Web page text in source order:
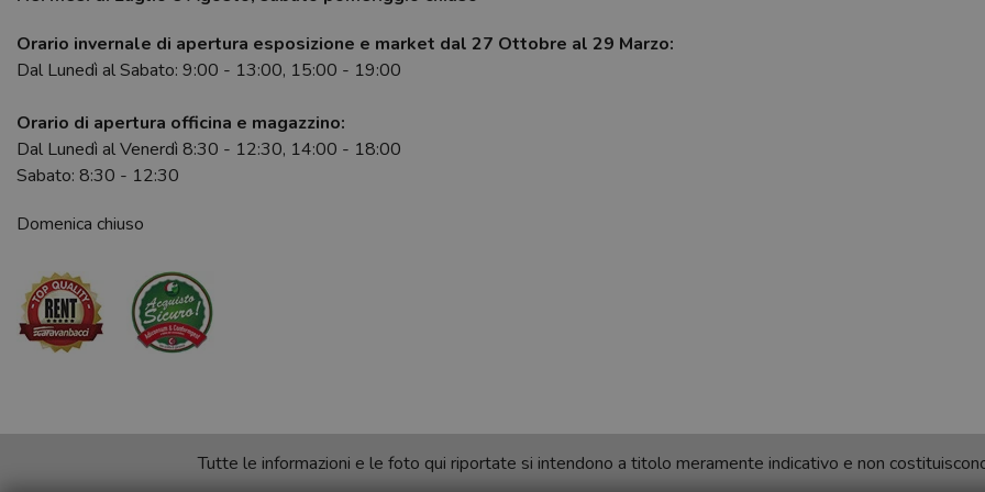
Orario invernale di apertura esposizione e market dal 27 Ottobre al 29 Marzo:
Dal Lunedì al Sabato: 9:00 - 13:00, 15:00 - 19:00
Orario di apertura officina e magazzino:
Dal Lunedì al Venerdì 8:30 - 12:30, 14:00 - 18:00
Sabato: 8:30 - 12:30
Domenica chiuso
Tutte le informazioni e le foto qui riportate si intendono a titolo meramente indicativo e non